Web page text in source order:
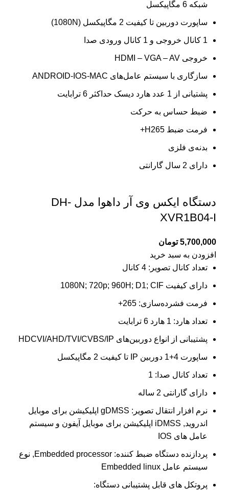
شبکه 6 مگاپیکسل
ساپورت دوربین تا کیفیت 2 مگاپیکسل (1080N)
1 کانال خروجی و 1 کانال ورودی صدا
خروجی HDMI – VGA – AV
سازگاری با سیستم عامل‌های ANDROID-IOS-MAC
پشتیانی از 1 عدد هارد دیسک حداکثر 6 ترابایت
ضبط حساس به حرکت
فرمت ضبط H265+
بدنه‌ی فلزی
دارای 2 سال گارانتی
دستگاه ایکس وی آر داهوا مدل DH-
XVR1B04-I
5,700,000 تومان
افزودن به سبد خرید
تعداد کانال تصویر: 4 کانال
دارای کیفیت 1080N; 720p; 960H; D1; CIF
فرمت فشرده‌سازی: 265+
تعداد هارد: 1 هارد 6 ترابایت
پشتیبانی از انواع دوربین‌های HDCVI/AHD/TVI/CVBS/IP
ساپورت 4+1 دوربین IP تا کیفیت 2 مگاپیکسل
تعداد کانال صدا: 1
دارای گارانتی 2 ساله
نرم افزار انتقال تصویر:
gDMSS اپلیکیشن برای موبایل
اندروید, iDMSS اپلیکیشن برای موبایل آیفون و سیستم
عامل های IOS
پردازنده دستگاه ضبط کننده: Embedded processor, نوع
سیستم عامل Embedded linux
پروتکل های قابل پشتیبانی دستگاه: